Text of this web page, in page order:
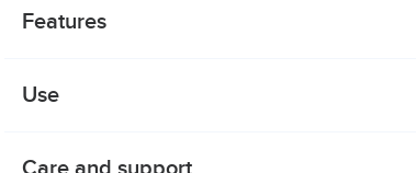
Features
Use